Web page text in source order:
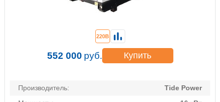
Производитель:
Tide Power
220В
552 000 руб. Купить